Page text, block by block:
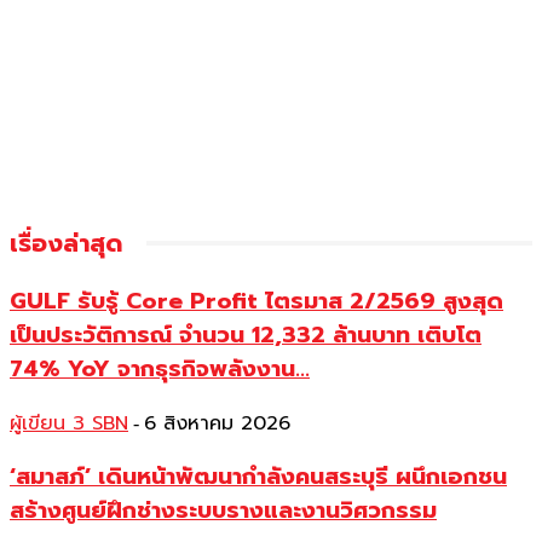
เรื่องล่าสุด
GULF รับรู้ Core Profit ไตรมาส 2/2569 สูงสุด
เป็นประวัติการณ์ จำนวน 12,332 ล้านบาท เติบโต
74% YoY จากธุรกิจพลังงาน...
ผู้เขียน 3 SBN - 6 สิงหาคม 2026
‘สมาสภ์’ เดินหน้าพัฒนากำลังคนสระบุรี ผนึกเอกชน
สร้างศูนย์ฝึกช่างระบบรางและงานวิศวกรรม